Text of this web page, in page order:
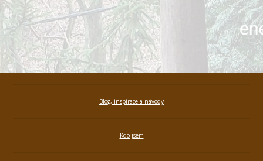
Blog, inspirace a návody
Kdo jsem